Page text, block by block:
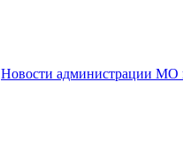
Новости администрации МО